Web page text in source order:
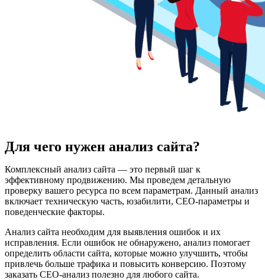
Для чего нужен анализ сайта?
Комплексный анализ сайта — это первый шаг к
эффективному продвижению. Мы проведем детальную
проверку вашего ресурса по всем параметрам. Данный анализ
включает техническую часть, юзабилити, СЕО-параметры и
поведенческие факторы.
Анализ сайта необходим для выявления ошибок и их
исправления. Если ошибок не обнаружено, анализ помогает
определить области сайта, которые можно улучшить, чтобы
привлечь больше трафика и повысить конверсию. Поэтому
заказать СЕО-анализ полезно для любого сайта.